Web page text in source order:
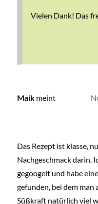
Vielen Dank! Das
Maik meint
Das Rezept ist klasse,
Nachgeschmack darin.
gegoogelt und habe
gefunden, bei dem man
Süßkraft natürlich viel